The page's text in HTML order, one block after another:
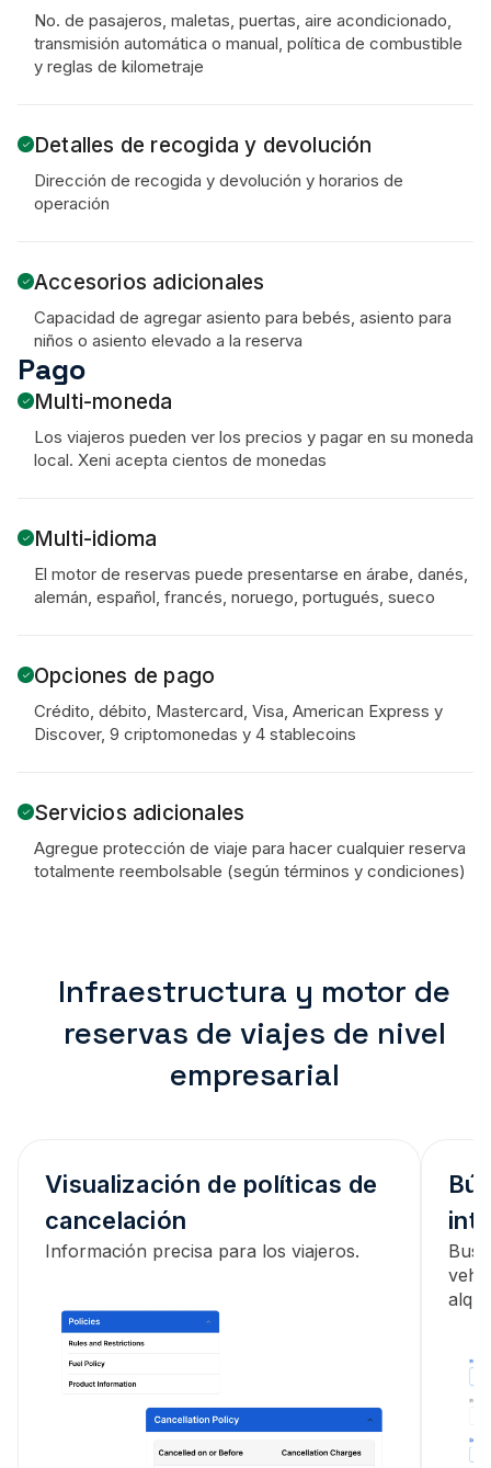
No. de pasajeros, maletas, puertas, aire acondicionado,
transmisión automática o manual, política de combustible
y reglas de kilometraje
Detalles de recogida y devolución
Dirección de recogida y devolución y horarios de
operación
Accesorios adicionales
Capacidad de agregar asiento para bebés, asiento para
niños o asiento elevado a la reserva
Pago
Multi-moneda
Los viajeros pueden ver los precios y pagar en su moneda
local. Xeni acepta cientos de monedas
Multi-idioma
El motor de reservas puede presentarse en árabe, danés,
alemán, español, francés, noruego, portugués, sueco
Opciones de pago
Crédito, débito, Mastercard, Visa, American Express y
Discover, 9 criptomonedas y 4 stablecoins
Servicios adicionales
Agregue protección de viaje para hacer cualquier reserva
totalmente reembolsable (según términos y condiciones)
Infraestructura y motor de
reservas de viajes de nivel
empresarial
Visualización de políticas de
cancelación
Información precisa para los viajeros.